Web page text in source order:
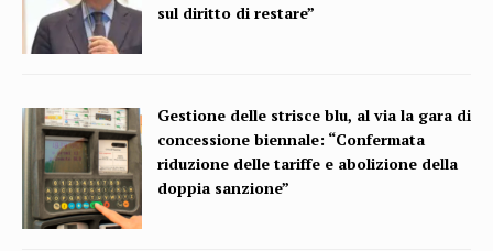
sul diritto di restare”
Gestione delle strisce blu, al via la gara di
concessione biennale: “Confermata
riduzione delle tariffe e abolizione della
doppia sanzione”